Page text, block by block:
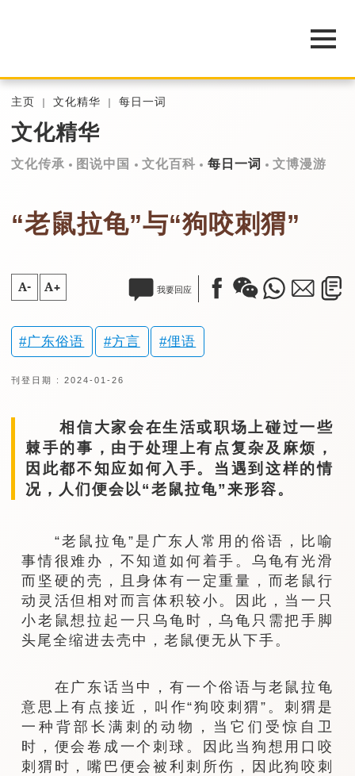
主页 文化精华 每日一词
文化精华
文化传承 图说中国 文化百科 每日一词 文博漫游
“老鼠拉龟”与“狗咬刺猬”
A- A+ 我要回应
广东俗语 方言 俚语
刊登日期 : 2024-01-26
相信大家会在生活或职场上碰过一些
棘手的事，由于处理上有点复杂及麻烦，
因此都不知应如何入手。当遇到这样的情
况，人们便会以“老鼠拉龟”来形容。
“老鼠拉龟”是广东人常用的俗语，比喻
事情很难办，不知道如何着手。乌龟有光滑
而坚硬的壳，且身体有一定重量，而老鼠行
动灵活但相对而言体积较小。因此，当一只
小老鼠想拉起一只乌龟时，乌龟只需把手脚
头尾全缩进去壳中，老鼠便无从下手。
在广东话当中，有一个俗语与老鼠拉龟
意思上有点接近，叫作“狗咬刺猬”。刺猬是
一种背部长满刺的动物，当它们受惊自卫
时，便会卷成一个刺球。因此当狗想用口咬
刺猬时，嘴巴便会被利刺所伤，因此狗咬刺